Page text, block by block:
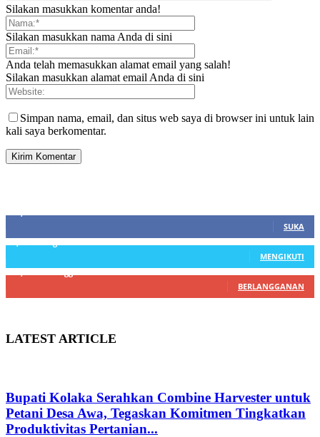
Silakan masukkan komentar anda!
Silakan masukkan nama Anda di sini
Anda telah memasukkan alamat email yang salah!
Silakan masukkan alamat email Anda di sini
Simpan nama, email, dan situs web saya di browser ini untuk lain
kali saya berkomentar.
SUKA
MENGIKUTI
BERLANGGANAN
LATEST ARTICLE
Bupati Kolaka Serahkan Combine Harvester untuk
Petani Desa Awa, Tegaskan Komitmen Tingkatkan
Produktivitas Pertanian...